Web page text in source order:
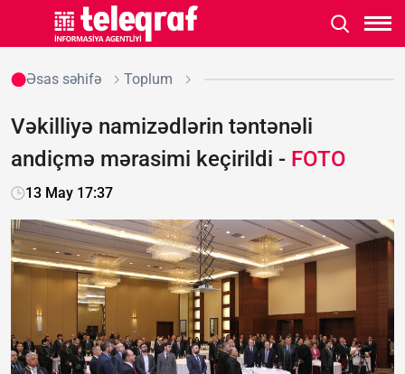
Əsas səhifə Toplum
Vəkilliyə namizədlərin təntənəli
andiçmə mərasimi keçirildi - FOTO
13 May 17:37